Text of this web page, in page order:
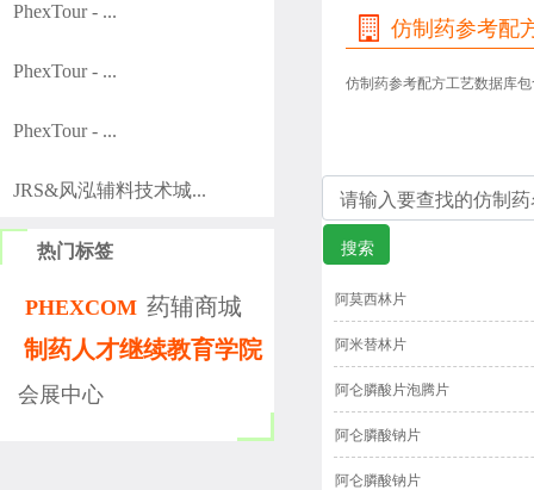
PhexTour - ...
PhexTour - ...
PhexTour - ...
JRS&风泓辅料技术城...
热门标签
PHEXCOM 药辅商城
制药人才继续教育学院
会展中心
仿制药参考配
仿制药参考配方工艺数据库
搜索
阿莫西林片
阿米替林片
阿仑膦酸片泡腾片
阿仑膦酸钠片
阿仑膦酸钠片